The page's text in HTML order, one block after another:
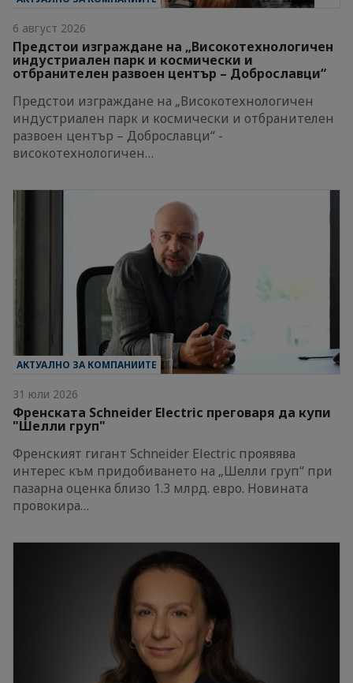
6 август 2026
Предстои изграждане на „Високотехнологичен
индустриален парк и космически и
отбранителен развоен център – Доброславци“
Предстои изграждане на „Високотехнологичен
индустриален парк и космически и отбранителен
развоен център – Доброславци“ -
високотехнологичен…
АКТУАЛНО ЗА КОМПАНИИТЕ
31 юли 2026
Френската Schneider Electric преговаря да купи
"Шелли груп"
Френският гигант Schneider Electric проявява
интерес към придобиването на „Шелли груп“ при
пазарна оценка близо 1.3 млрд. евро. Новината
провокира…